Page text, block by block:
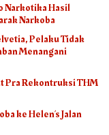
Narkotika Hasil
Narkoba
Pelaku Tidak
Menangani
Pra Rekontruksi THM
ke Helen’s Jalan